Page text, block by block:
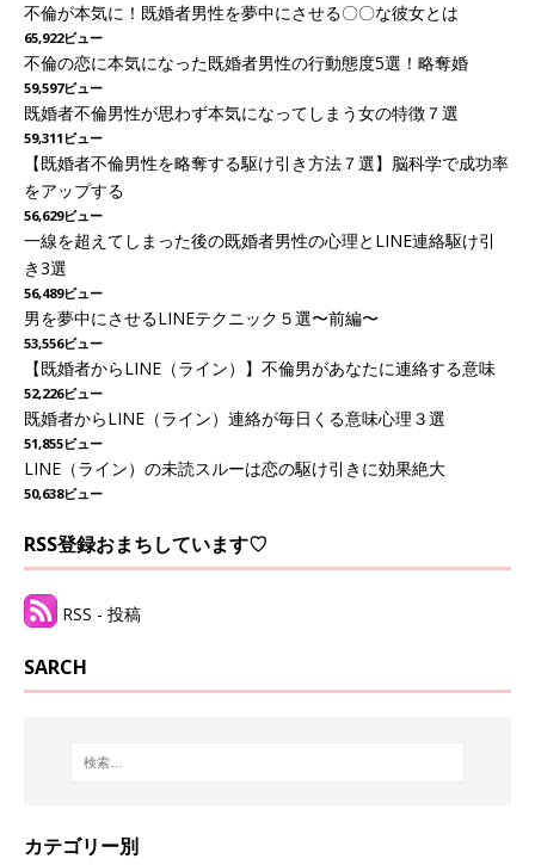
不倫が本気に！既婚者男性を夢中にさせる〇〇な彼女とは
65,922ビュー
不倫の恋に本気になった既婚者男性の行動態度5選！略奪婚
59,597ビュー
既婚者不倫男性が思わず本気になってしまう女の特徴７選
59,311ビュー
【既婚者不倫男性を略奪する駆け引き方法７選】脳科学で成功率
をアップする
56,629ビュー
一線を超えてしまった後の既婚者男性の心理とLINE連絡駆け引
き3選
56,489ビュー
男を夢中にさせるLINEテクニック５選〜前編〜
53,556ビュー
【既婚者からLINE（ライン）】不倫男があなたに連絡する意味
52,226ビュー
既婚者からLINE（ライン）連絡が毎日くる意味心理３選
51,855ビュー
LINE（ライン）の未読スルーは恋の駆け引きに効果絶大
50,638ビュー
RSS登録おまちしています♡
RSS - 投稿
SARCH
カテゴリー別